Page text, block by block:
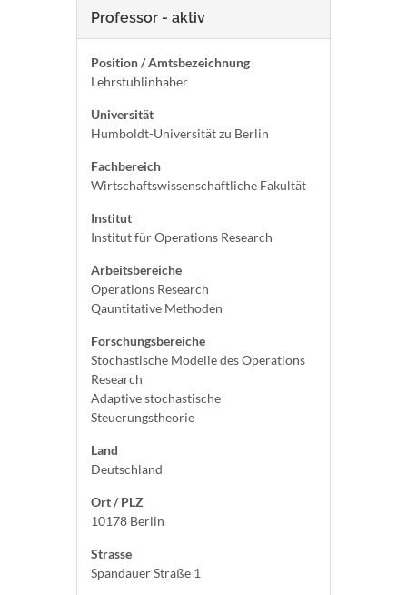
Professor - aktiv
Position / Amtsbezeichnung
Lehrstuhlinhaber
Universität
Humboldt-Universität zu Berlin
Fachbereich
Wirtschaftswissenschaftliche Fakultät
Institut
Institut für Operations Research
Arbeitsbereiche
Operations Research
Qauntitative Methoden
Forschungsbereiche
Stochastische Modelle des Operations
Research
Adaptive stochastische
Steuerungstheorie
Land
Deutschland
Ort / PLZ
10178 Berlin
Strasse
Spandauer Straße 1